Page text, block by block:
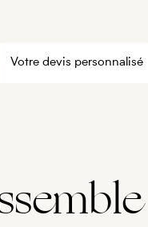
Votre devis personnalisé